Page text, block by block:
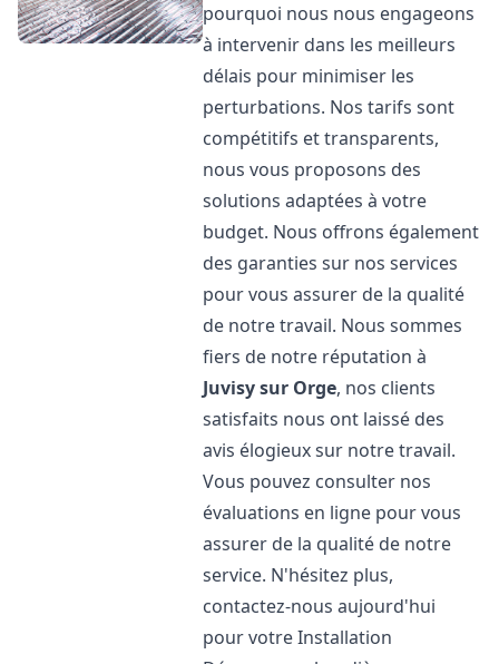
pourquoi nous nous engageons
à intervenir dans les meilleurs
délais pour minimiser les
perturbations. Nos tarifs sont
compétitifs et transparents,
nous vous proposons des
solutions adaptées à votre
budget. Nous offrons également
des garanties sur nos services
pour vous assurer de la qualité
de notre travail. Nous sommes
fiers de notre réputation à
Juvisy sur Orge, nos clients
satisfaits nous ont laissé des
avis élogieux sur notre travail.
Vous pouvez consulter nos
évaluations en ligne pour vous
assurer de la qualité de notre
service. N'hésitez plus,
contactez-nous aujourd'hui
pour votre Installation